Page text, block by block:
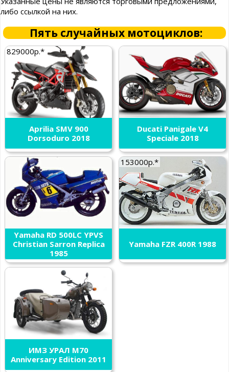
либо ссылкой на них.
Пять случайных мотоциклов:
829000р.*
Aprilia SMV 900
Dorsoduro 2018
Ducati Panigale V4
Speciale 2018
Yamaha RD 500LC YPVS
Christian Sarron Replica
1985
153000р.*
Yamaha FZR 400R 1988
ИМЗ УРАЛ M70
Anniversary Edition 2011